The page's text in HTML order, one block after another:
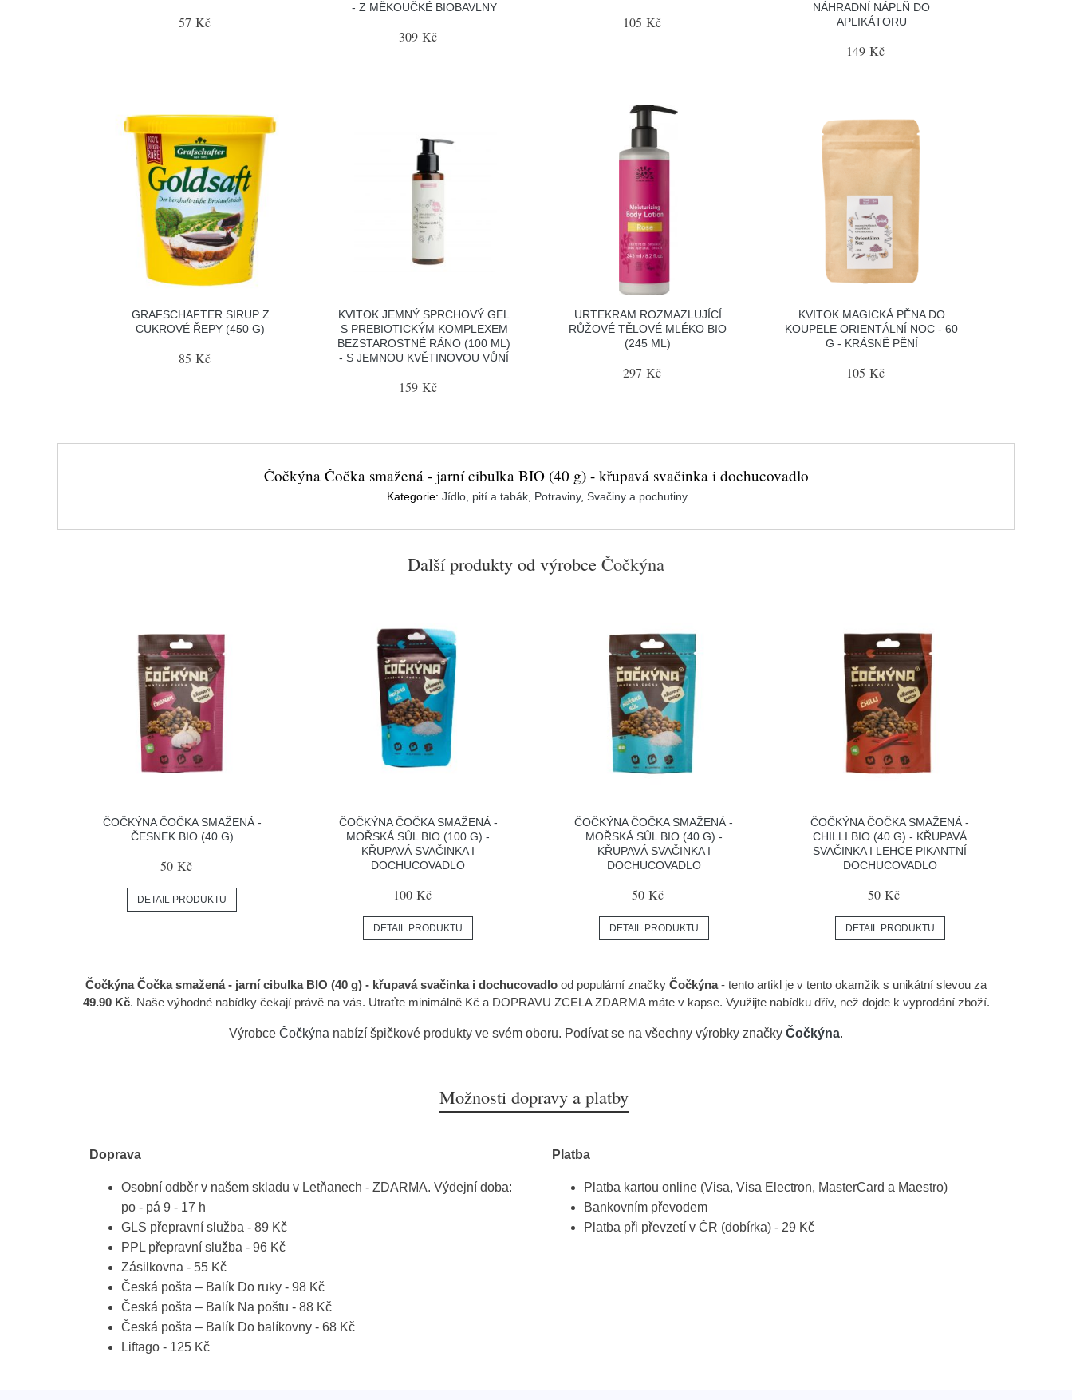
57 Kč
- Z MĚKOUČKÉ BIOBAVLNY
309 Kč
105 Kč
NÁHRADNÍ NÁPLŇ DO
APLIKÁTORU
149 Kč
GRAFSCHAFTER SIRUP Z
CUKROVÉ ŘEPY (450 G)
85 Kč
KVITOK JEMNÝ SPRCHOVÝ GEL
S PREBIOTICKÝM KOMPLEXEM
BEZSTAROSTNÉ RÁNO (100 ML)
- S JEMNOU KVĚTINOVOU VŮNÍ
159 Kč
URTEKRAM ROZMAZLUJÍCÍ
RŮŽOVÉ TĚLOVÉ MLÉKO BIO
(245 ML)
297 Kč
KVITOK MAGICKÁ PĚNA DO
KOUPELE ORIENTÁLNÍ NOC - 60
G - KRÁSNĚ PĚNÍ
105 Kč
Čočkýna Čočka smažená - jarní cibulka BIO (40 g) - křupavá svačinka i dochucovadlo
Kategorie: Jídlo, pití a tabák, Potraviny, Svačiny a pochutiny
Další produkty od výrobce Čočkýna
ČOČKÝNA ČOČKA SMAŽENÁ -
ČESNEK BIO (40 G)
50 Kč
DETAIL PRODUKTU
ČOČKÝNA ČOČKA SMAŽENÁ -
MOŘSKÁ SŮL BIO (100 G) -
KŘUPAVÁ SVAČINKA I
DOCHUCOVADLO
100 Kč
DETAIL PRODUKTU
ČOČKÝNA ČOČKA SMAŽENÁ -
MOŘSKÁ SŮL BIO (40 G) -
KŘUPAVÁ SVAČINKA I
DOCHUCOVADLO
50 Kč
DETAIL PRODUKTU
ČOČKÝNA ČOČKA SMAŽENÁ -
CHILLI BIO (40 G) - KŘUPAVÁ
SVAČINKA I LEHCE PIKANTNÍ
DOCHUCOVADLO
50 Kč
DETAIL PRODUKTU
Čočkýna Čočka smažená - jarní cibulka BIO (40 g) - křupavá svačinka i dochucovadlo od populární značky Čočkýna- tento artikl je v tento okamžik s unikátní slevou za
49.90 Kč. Naše výhodné nabídky čekají právě na vás. Utraťte minimálně Kč a DOPRAVU ZCELA ZDARMA máte v kapse. Využijte nabídku dřív, než dojde k vyprodání zboží.
Výrobce Čočkýna nabízí špičkové produkty ve svém oboru. Podívat se na všechny výrobky značky Čočkýna.
Možnosti dopravy a platby
Doprava
Osobní odběr v našem skladu v Letňanech - ZDARMA. Výdejní doba:
po - pá 9 - 17 h
GLS přepravní služba - 89 Kč
PPL přepravní služba - 96 Kč
Zásilkovna - 55 Kč
Česká pošta – Balík Do ruky - 98 Kč
Česká pošta – Balík Na poštu - 88 Kč
Česká pošta – Balík Do balíkovny - 68 Kč
Liftago - 125 Kč
Platba
Platba kartou online (Visa, Visa Electron, MasterCard a Maestro)
Bankovním převodem
Platba při převzetí v ČR (dobírka) - 29 Kč